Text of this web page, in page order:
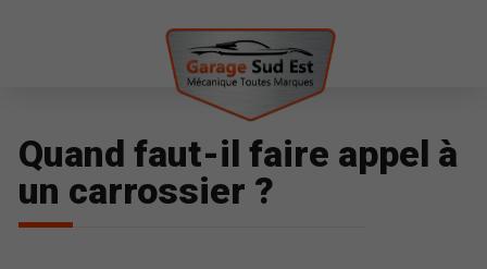
Quand faut-il faire appel à
un carrossier ?